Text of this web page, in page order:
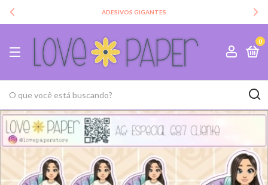
ADESIVOS GIGANTES
0